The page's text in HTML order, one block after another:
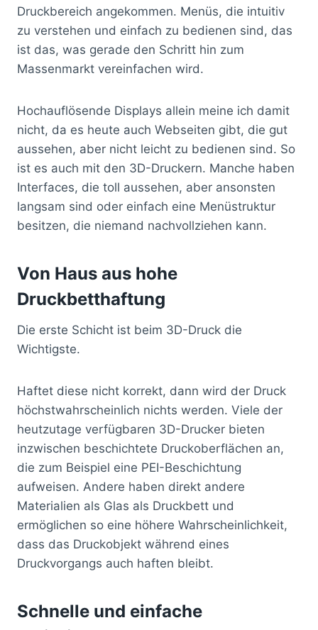
Druckbereich angekommen. Menüs, die intuitiv
zu verstehen und einfach zu bedienen sind, das
ist das, was gerade den Schritt hin zum
Massenmarkt vereinfachen wird.
Hochauflösende Displays allein meine ich damit
nicht, da es heute auch Webseiten gibt, die gut
aussehen, aber nicht leicht zu bedienen sind. So
ist es auch mit den 3D-Druckern. Manche haben
Interfaces, die toll aussehen, aber ansonsten
langsam sind oder einfach eine Menüstruktur
besitzen, die niemand nachvollziehen kann.
Von Haus aus hohe
Druckbetthaftung
Die erste Schicht ist beim 3D-Druck die
Wichtigste.
Haftet diese nicht korrekt, dann wird der Druck
höchstwahrscheinlich nichts werden. Viele der
heutzutage verfügbaren 3D-Drucker bieten
inzwischen beschichtete Druckoberflächen an,
die zum Beispiel eine PEI-Beschichtung
aufweisen. Andere haben direkt andere
Materialien als Glas als Druckbett und
ermöglichen so eine höhere Wahrscheinlichkeit,
dass das Druckobjekt während eines
Druckvorgangs auch haften bleibt.
Schnelle und einfache